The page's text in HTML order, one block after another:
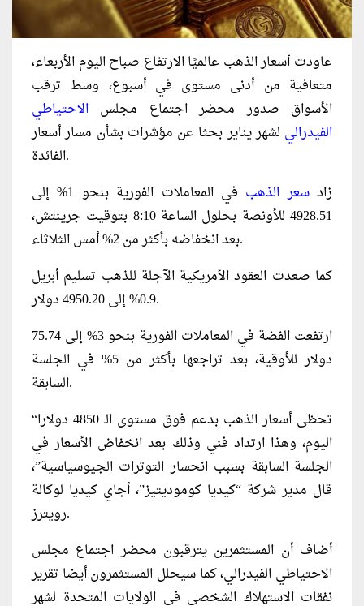
عاودت أسعار الذهب عالميًا الارتفاع صباح اليوم الأربعاء،
متعافية من أدنى مستوى في أسبوع، وسط ترقب
الأسواق صدور محضر اجتماع مجلس الاحتياطي
الفيدرالي لشهر يناير بحثا عن مؤشرات بشأن مسار أسعار
الفائدة.
زاد سعر الذهب
في المعاملات الفورية بنحو 1% إلى
4928.51 للأونصة بحلول الساعة 8:10 بتوقيت جرينتش،
بعد انخفاضه بأكثر من 2% أمس الثلاثاء.
كما صعدت العقود الأمريكية الآجلة للذهب تسليم أبريل
0.9% إلى 4950.20 دولار.
ارتفعت الفضة في المعاملات الفورية بنحو 3% إلى 75.74
دولار للأوقية، بعد تراجعها بأكثر من 5% في الجلسة
السابقة.
“تحظى أسعار الذهب بدعم فوق مستوى الـ 4850 دولارا
اليوم، وهذا ارتداد فني وذلك بعد انخفاض الأسعار في
الجلسة السابقة بسبب انحسار التوترات الجيوسياسية”،
قال مدير شركة “كيديا كوموديتيز”، أجاي كيديا لوكالة
رويترز.
أضاف أن المستثمرين يترقبون محضر اجتماع مجلس
الاحتياطي الفيدرالي، كما سيحلل المستثمرون أيضا تقرير
نفقات الاستهلاك الشخصي في الولايات المتحدة لشهر